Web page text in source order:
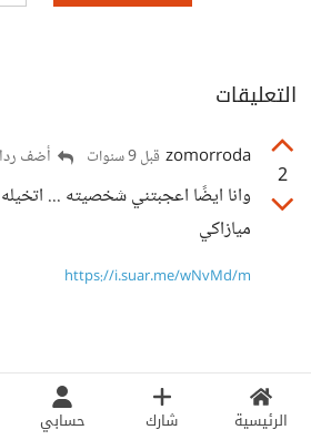
الرئيسية شارك حسابي
التعليقات
2
zomorroda قبل 9 سنوات أضف ردا
وانا ايضًا اعجبتني شخصيته ...
ميازاكي
https://i.suar.me/wNvMd/m